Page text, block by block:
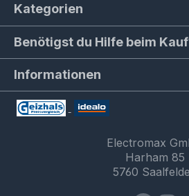
Kategorien
Benötigst du Hilfe beim
Informationen
Electromax
Harham 85
5760